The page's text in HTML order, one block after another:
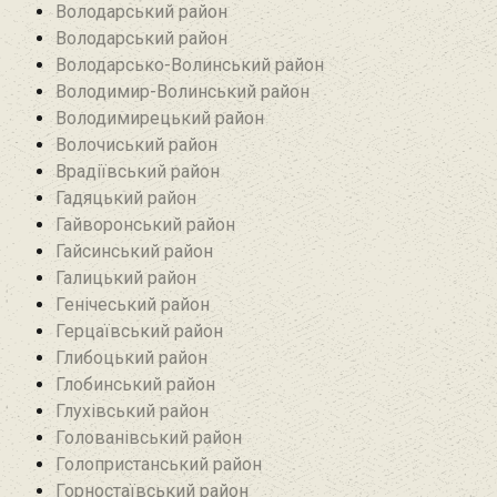
Володарський район
Володарський район
Володарсько-Волинський район
Володимир-Волинський район
Володимирецький район‎
Волочиський район
Врадіївський район‎
Гадяцький район
Гайворонський район
Гайсинський район
Галицький район
Генічеський район
Герцаївський район
Глибоцький район
Глобинський район
Глухівський район‎
Голованівський район
Голопристанський район
Горностаївський район‎